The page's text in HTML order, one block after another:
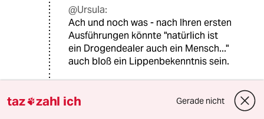
@Ursula:
Ach und noch was - nach Ihren ersten
Ausführungen könnte "natürlich ist
ein Drogendealer auch ein Mensch..."
auch bloß ein Lippenbekenntnis sein.
1G 164 (Profil gelöscht)
taz zahl ich Gerade nicht